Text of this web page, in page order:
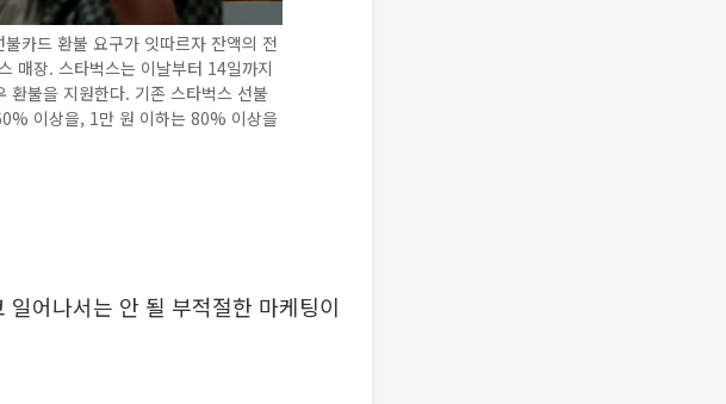
카드 환불 요구가 잇따르자 잔액의 전
매장. 스타벅스는 이날부터 14일까지
환불을 지원한다. 기존 스타벅스 선불
이상을, 1만 원 이하는 80% 이상을
어나서는 안 될 부적절한 마케팅이